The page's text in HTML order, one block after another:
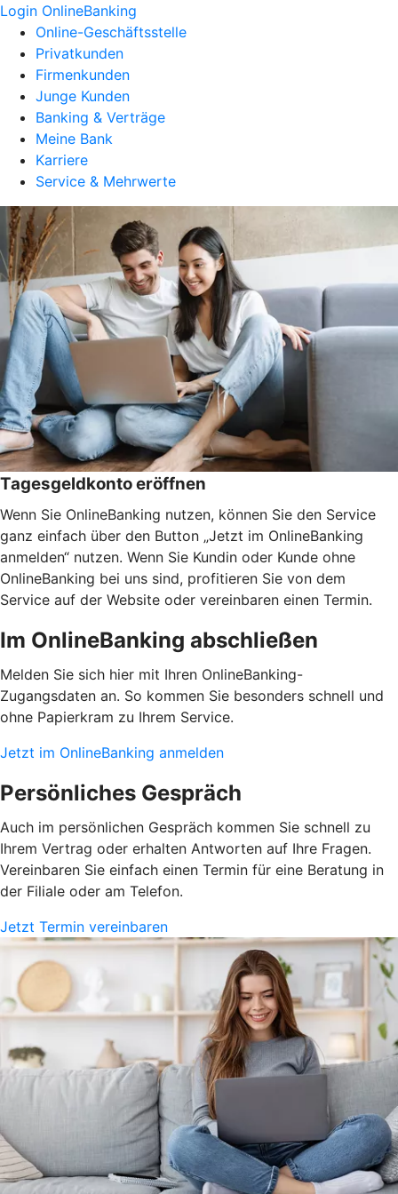
Login OnlineBanking
Online-Geschäftsstelle
Privatkunden
Firmenkunden
Junge Kunden
Banking & Verträge
Meine Bank
Karriere
Service & Mehrwerte
Tagesgeldkonto eröffnen
Wenn Sie OnlineBanking nutzen, können Sie den Service
ganz einfach über den Button „Jetzt im OnlineBanking
anmelden“ nutzen. Wenn Sie Kundin oder Kunde ohne
OnlineBanking bei uns sind, profitieren Sie von dem
Service auf der Website oder vereinbaren einen Termin.
Im OnlineBanking abschließen
Melden Sie sich hier mit Ihren OnlineBanking-
Zugangsdaten an. So kommen Sie besonders schnell und
ohne Papierkram zu Ihrem Service.
Jetzt im OnlineBanking anmelden
Persönliches Gespräch
Auch im persönlichen Gespräch kommen Sie schnell zu
Ihrem Vertrag oder erhalten Antworten auf Ihre Fragen.
Vereinbaren Sie einfach einen Termin für eine Beratung in
der Filiale oder am Telefon.
Jetzt Termin vereinbaren